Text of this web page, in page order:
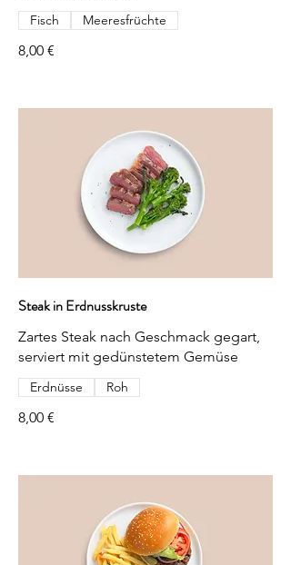
8,00 €
Fisch Meeresfrüchte
Steak in Erdnusskruste
Zartes Steak nach Geschmack gegart,
serviert mit gedünstetem Gemüse
8,00 €
Erdnüsse Roh